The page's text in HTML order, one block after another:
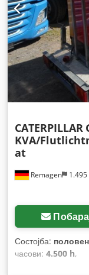
Remagen
CATERPILLAR
KVA/
at
Состојба: половен
часови: 4.500 h,